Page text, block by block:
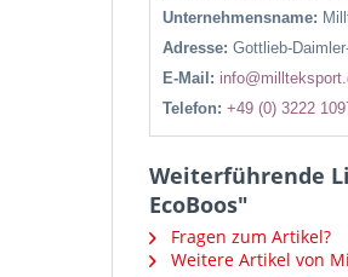
Unternehmensname:
Adresse: Gottlieb-
E-Mail:
Telefon: +49 (0) 3222
Weiterführende
EcoBoos"
Fragen zum Artikel?
Weitere Artikel von